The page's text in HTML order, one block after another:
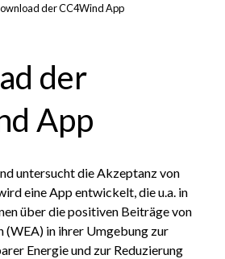
der CC4Wind App
der
App
untersucht die Akzeptanz von
eine App entwickelt, die u.a. in
über die positiven Beiträge von
(WEA) in ihrer Umgebung zur
Energie und zur Reduzierung